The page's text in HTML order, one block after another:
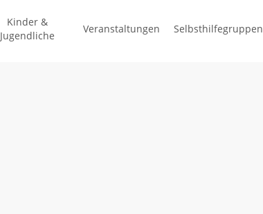
Kinder &
Jugendliche
Veranstaltungen Selbsthilfegruppen